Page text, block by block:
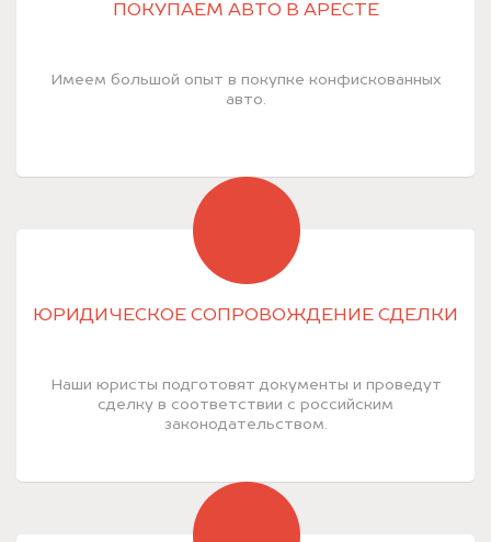
ПОКУПАЕМ АВТО В АРЕСТЕ
Имеем большой опыт в покупке конфискованных
авто.
ЮРИДИЧЕСКОЕ СОПРОВОЖДЕНИЕ СДЕЛКИ
Наши юристы подготовят документы и проведут
сделку в соответствии с российским
законодательством.